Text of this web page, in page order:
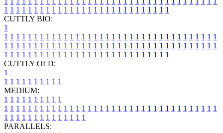
1 1 1 1 1 1 1 1 1 1 1 1 1 1 1 1 1 1 1 1 1 1 1 1 1 1 1 1
CUTTLY BIO:
1
1 1 1 1 1 1 1 1 1 1 1 1 1 1 1 1 1 1 1 1 1 1 1 1 1 1 1 1 1 1 1 1 1 1 1 1
1 1 1 1 1 1 1 1 1 1 1 1 1 1 1 1 1 1 1 1 1 1 1 1 1 1 1 1 1 1 1 1 1 1 1 1
1 1 1 1 1 1 1 1 1 1 1 1 1 1 1 1 1 1 1 1 1 1 1 1 1 1 1 1
CUTTLY OLD:
1
1 1 1 1 1 1 1 1 1 1
MEDIUM:
1 1 1 1 1 1 1 1 1 1
1 1 1 1 1 1 1 1 1 1 1 1 1 1 1 1 1 1 1 1 1 1 1 1 1 1 1 1 1 1 1 1 1 1 1 1
1 1 1 1 1 1 1 1 1 1 1 1 1 1
PARALLELS: